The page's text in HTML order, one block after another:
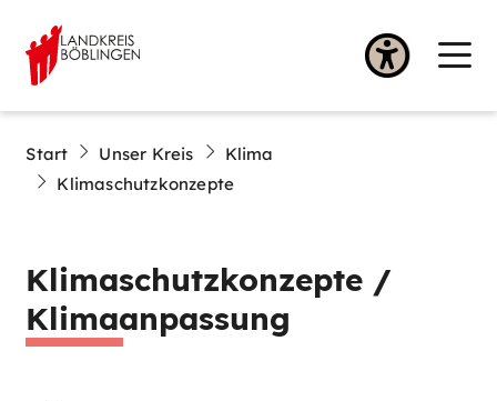
Start Unser Kreis
Klima
Klimaschutzkonzepte
Klimaschutzkonzepte /
Klimaanpassung